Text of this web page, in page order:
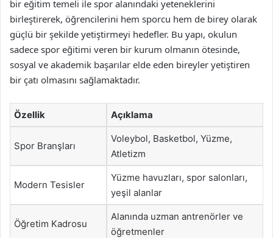
bir eğitim temeli ile spor alanındaki yeteneklerini
birleştirerek, öğrencilerini hem sporcu hem de birey olarak
güçlü bir şekilde yetiştirmeyi hedefler. Bu yapı, okulun
sadece spor eğitimi veren bir kurum olmanın ötesinde,
sosyal ve akademik başarılar elde eden bireyler yetiştiren
bir çatı olmasını sağlamaktadır.
Özellik Açıklama
Spor Branşları
Voleybol, Basketbol, Yüzme,
Atletizm
Modern Tesisler
Yüzme havuzları, spor salonları,
yeşil alanlar
Öğretim Kadrosu
Alanında uzman antrenörler ve
öğretmenler